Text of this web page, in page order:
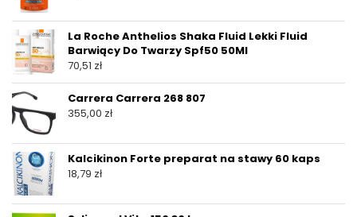
La Roche Anthelios Shaka Fluid Lekki Fluid
Barwiący Do Twarzy Spf50 50Ml
70,51 zł
Carrera Carrera 268 807
355,00 zł
Kalcikinon Forte preparat na stawy 60 kaps
18,79 zł